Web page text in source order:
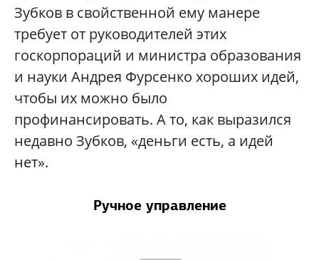
Зубков в свойственной ему манере
требует от руководителей этих
госкорпораций и министра образования
и науки Андрея Фурсенко хороших идей,
чтобы их можно было
профинансировать. А то, как выразился
недавно Зубков, «деньги есть, а идей
нет».
Ручное управление